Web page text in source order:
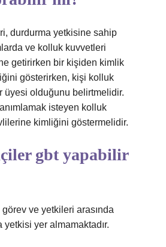
durdurma yetkisine sahip
ve kolluk kuvvetleri
getirirken bir kişiden kimlik
gösterirken, kişi kolluk
üyesi olduğunu belirtmelidir.
isteyen kolluk
kimliğini göstermelidir.
gbt yapabilir
görev ve yetkileri arasında
yer almamaktadır.